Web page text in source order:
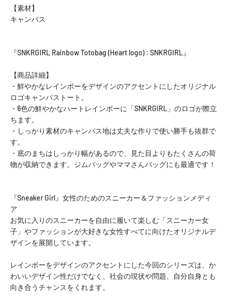
【素材】
キャンバス
『SNKRGIRL Rainbow Totobag (Heart logo) : SNKRGIRL』
【商品詳細】
・鮮やかなレインボーをデザインのアクセントにしたオリジナル
ロゴキャンバストート。
・6色の鮮やかなハートレインボーに「SNKRGIRL」のロゴが際立
ちます。
・しっかり素材のキャンバス地は丈夫な作りで使い勝手も抜群で
す。
・底のまちはしっかり幅があるので、見た目よりもたくさんの荷
物が収納できます。ジムバッグやママさんバッグにも最適です！
『Sneaker Girl』女性のためのスニーカー＆ファッションメディ
ア
お気に入りのスニーカーを自由に履いて楽しむ「スニーカー女
子」やファッションが大好きな女性すべてに向けたオリジナルデ
ザインを展開しています。
レインボーをデザインのアクセントにした今回のシリーズは、か
わいいデザイン性だけでなく、社会の現状や問題、自分自身とも
向き合うチャンスをくれます。